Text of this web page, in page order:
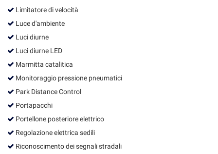
Limitatore di velocità
Luce d'ambiente
Luci diurne
Luci diurne LED
Marmitta catalitica
Monitoraggio pressione pneumatici
Park Distance Control
Portapacchi
Portellone posteriore elettrico
Regolazione elettrica sedili
Riconoscimento dei segnali stradali